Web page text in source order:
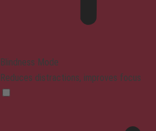
Blindness Mode
Reduces distractions, improves focus